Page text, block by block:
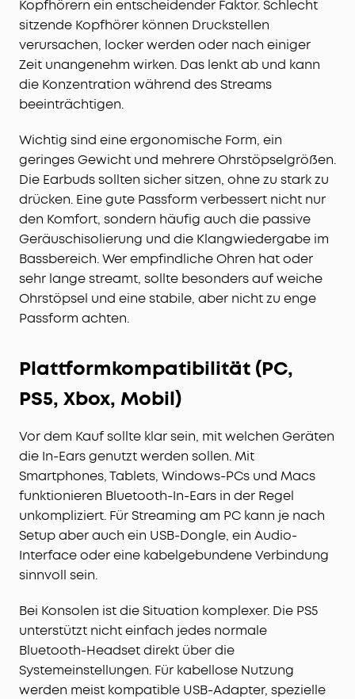
Kopfhörern ein entscheidender Faktor. Schlecht
sitzende Kopfhörer können Druckstellen
verursachen, locker werden oder nach einiger
Zeit unangenehm wirken. Das lenkt ab und kann
die Konzentration während des Streams
beeinträchtigen.
Wichtig sind eine ergonomische Form, ein
geringes Gewicht und mehrere Ohrstöpselgrößen.
Die Earbuds sollten sicher sitzen, ohne zu stark zu
drücken. Eine gute Passform verbessert nicht nur
den Komfort, sondern häufig auch die passive
Geräuschisolierung und die Klangwiedergabe im
Bassbereich. Wer empfindliche Ohren hat oder
sehr lange streamt, sollte besonders auf weiche
Ohrstöpsel und eine stabile, aber nicht zu enge
Passform achten.
Plattformkompatibilität (PC,
PS5, Xbox, Mobil)
Vor dem Kauf sollte klar sein, mit welchen Geräten
die In-Ears genutzt werden sollen. Mit
Smartphones, Tablets, Windows-PCs und Macs
funktionieren Bluetooth-In-Ears in der Regel
unkompliziert. Für Streaming am PC kann je nach
Setup aber auch ein USB-Dongle, ein Audio-
Interface oder eine kabelgebundene Verbindung
sinnvoll sein.
Bei Konsolen ist die Situation komplexer. Die PS5
unterstützt nicht einfach jedes normale
Bluetooth-Headset direkt über die
Systemeinstellungen. Für kabellose Nutzung
werden meist kompatible USB-Adapter, spezielle